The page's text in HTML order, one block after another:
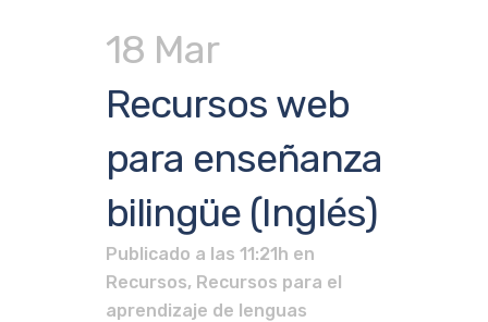
18 Mar
Recursos web
para enseñanza
bilingüe (Inglés)
Publicado a las 11:21h en
Recursos, Recursos para el
aprendizaje de lenguas